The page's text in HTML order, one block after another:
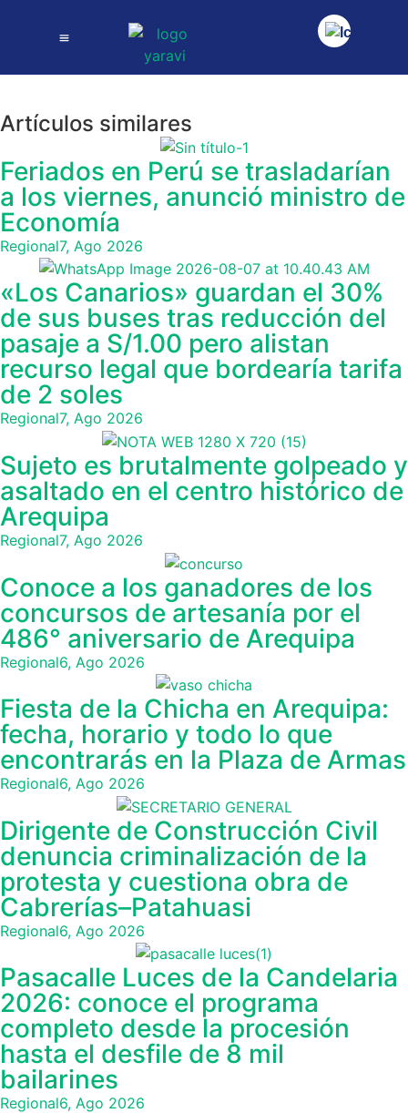
Artículos similares
Feriados en Perú se trasladarían
a los viernes, anunció ministro de
Economía
Regional7, Ago 2026
«Los Canarios» guardan el 30%
de sus buses tras reducción del
pasaje a S/1.00 pero alistan
recurso legal que bordearía tarifa
de 2 soles
Regional7, Ago 2026
Sujeto es brutalmente golpeado y
asaltado en el centro histórico de
Arequipa
Regional7, Ago 2026
Conoce a los ganadores de los
concursos de artesanía por el
486° aniversario de Arequipa
Regional6, Ago 2026
Fiesta de la Chicha en Arequipa:
fecha, horario y todo lo que
encontrarás en la Plaza de Armas
Regional6, Ago 2026
Dirigente de Construcción Civil
denuncia criminalización de la
protesta y cuestiona obra de
Cabrerías–Patahuasi
Regional6, Ago 2026
Pasacalle Luces de la Candelaria
2026: conoce el programa
completo desde la procesión
hasta el desfile de 8 mil
bailarines
Regional6, Ago 2026